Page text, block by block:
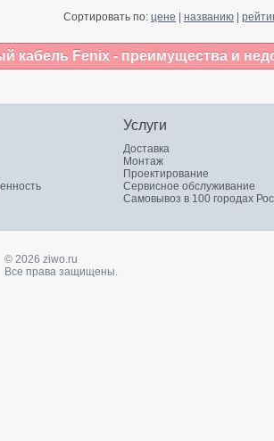
Сортировать по: цене названию
кабель Fenix - преимущества и
Услуги
Доставка
Монтаж
Проектирование
Сервисное обслуживание
Самовывоз в 100 городах
© 2026 ziwo.ru
Все права защищены.